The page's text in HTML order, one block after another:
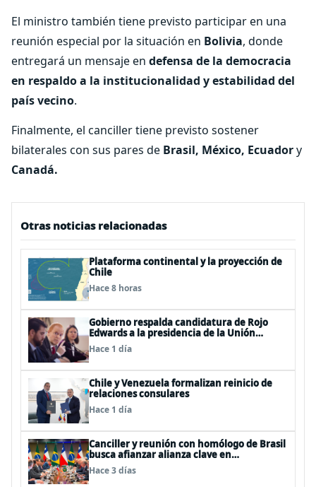
El ministro también tiene previsto participar en una
reunión especial por la situación en Bolivia, donde
entregará un mensaje en defensa de la democracia
en respaldo a la institucionalidad y estabilidad del
país vecino.
Finalmente, el canciller tiene previsto sostener
bilaterales con sus pares de Brasil, México, Ecuadory
Canadá.
Otras noticias relacionadas
Plataforma continental y la proyección de
Chile
Hace 8 horas
Gobierno respalda candidatura de Rojo
Edwards a la presidencia de la Unión
Interparlamentaria (UIP)
Hace 1 día
Chile y Venezuela formalizan reinicio de
relaciones consulares
Hace 1 día
Canciller y reunión con homólogo de Brasil
busca afianzar alianza clave en
Latinoamérica
Hace 3 días